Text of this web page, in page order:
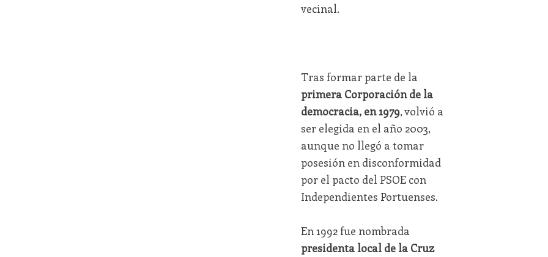
vecinal.
Tras formar parte de la
primera Corporación de la
democracia, en 1979, volvió a
ser elegida en el año 2003,
aunque no llegó a tomar
posesión en disconformidad
por el pacto del PSOE con
Independientes Portuenses.
En 1992 fue nombrada
presidenta local de la Cruz